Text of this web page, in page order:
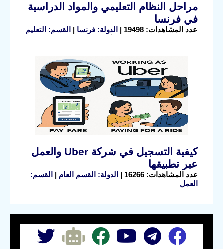
مراحل النظام التعليمي والمواد الدراسية
في فرنسا
عدد المشاهدات: 19498 | الدولة: فرنسا | القسم: التعليم
كيفية التسجيل في شركة Uber والعمل
عبر تطبيقها
عدد المشاهدات: 16266 | الدولة: القسم العام | القسم:
العمل